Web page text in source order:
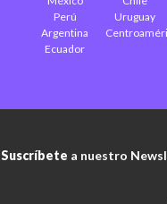
Perú
Argentina
Ecuador
Uruguay
Suscríbete a nuestro